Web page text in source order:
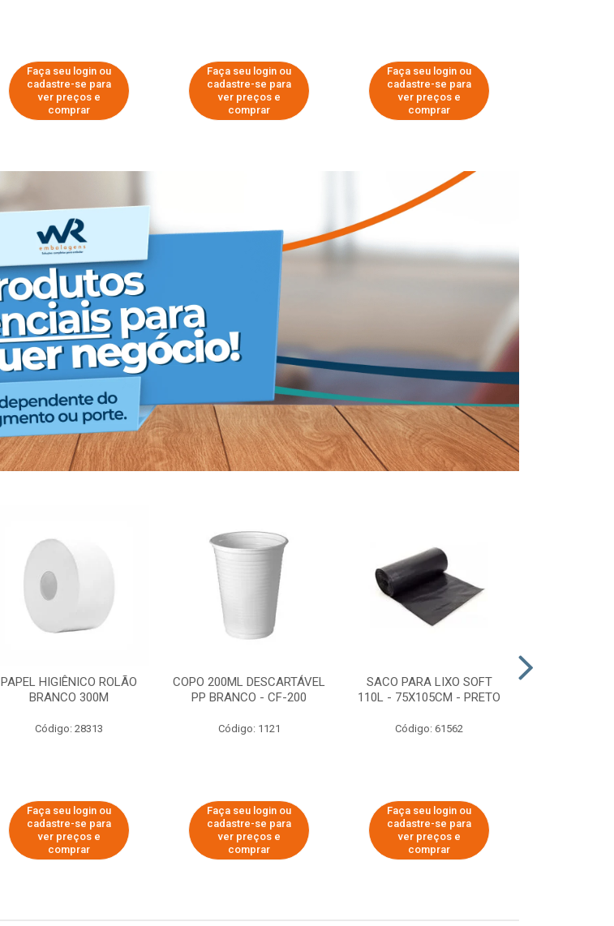
Faça seu login ou
cadastre-se para
ver preços e
comprar
Faça seu login ou
cadastre-se para
ver preços e
comprar
Faça seu login ou
cadastre-se para
ver preços e
comprar
PAPEL HIGIÊNICO ROLÃO
BRANCO 300M
Código: 28313
Faça seu login ou
cadastre-se para
ver preços e
comprar
COPO 200ML DESCARTÁVEL
PP BRANCO - CF-200
Código: 1121
Faça seu login ou
cadastre-se para
ver preços e
comprar
SACO PARA LIXO SOFT
110L - 75X105CM - PRETO
Código: 61562
Faça seu login ou
cadastre-se para
ver preços e
comprar